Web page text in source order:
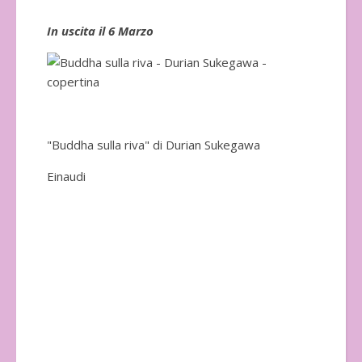
In uscita il 6 Marzo
"Buddha sulla riva" di Durian Sukegawa
Einaudi